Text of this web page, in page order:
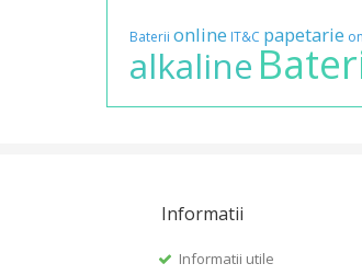
Baterii online IT&C papetarie
alkaline
Informatii
Informatii utile